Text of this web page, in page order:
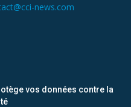
news.com
vos données contre la